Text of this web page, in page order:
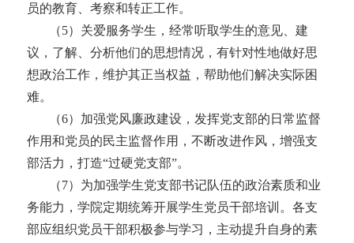
员的教育、考察和转正工作。
（5）关爱服务学生，经常听取学生的意见、建
议，了解、分析他们的思想情况，有针对性地做好思
想政治工作，维护其正当权益，帮助他们解决实际困
难。
（6）加强党风廉政建设，发挥党支部的日常监督
作用和党员的民主监督作用，不断改进作风，增强支
部活力，打造“过硬党支部”。
（7） 为加强学生党支部书记队伍的政治素质和业
务能力，学院定期统筹开展学生党员干部培训。各支
部应组织党员干部积极参与学习，主动提升自身的素